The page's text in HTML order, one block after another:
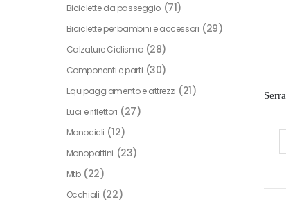
Biciclette da passeggio (71)
Biciclette per bambini e accessori (29)
Calzature Ciclismo (28)
Componenti e parti (30)
Equipaggiamento e attrezzi (21)
Luci e riflettori (27)
Monocicli (12)
Monopattini (23)
Mtb (22)
Occhiali (22)